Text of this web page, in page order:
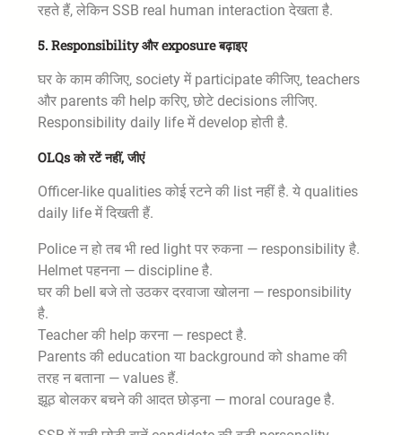
रहते हैं, लेकिन SSB real human interaction देखता है.
5. Responsibility और exposure बढ़ाइए
घर के काम कीजिए, society में participate कीजिए, teachers
और parents की help करिए, छोटे decisions लीजिए.
Responsibility daily life में develop होती है.
OLQs को रटें नहीं, जीएं
Officer-like qualities कोई रटने की list नहीं है. ये qualities
daily life में दिखती हैं.
Police न हो तब भी red light पर रुकना — responsibility है.
Helmet पहनना — discipline है.
घर की bell बजे तो उठकर दरवाजा खोलना — responsibility
है.
Teacher की help करना — respect है.
Parents की education या background को shame की
तरह न बताना — values हैं.
झूठ बोलकर बचने की आदत छोड़ना — moral courage है.